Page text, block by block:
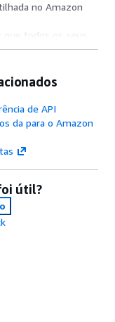
no Amazon
todos os seus
leiam objetos em
um parceiro
de um
Amazon S3 em
o acesso a
do Amazon S3 em
organizacional
de API
da para o Amazon
útil?